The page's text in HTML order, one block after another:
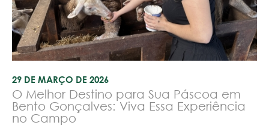
29 DE MARÇO DE 2026
O Melhor Destino para Sua Páscoa em
Bento Gonçalves: Viva Essa Experiência
no Campo